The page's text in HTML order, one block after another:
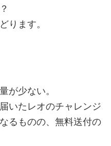
ります。
が少ない。
いたレオのチャレンジ
なるものの、無料送付の